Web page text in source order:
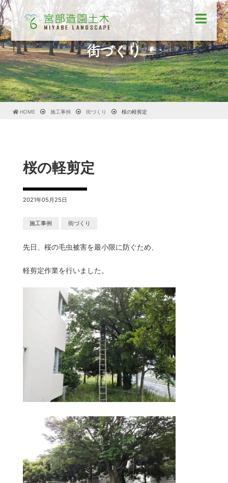
街づくり
HOME 施工事例 街づくり 桜の軽剪定
桜の軽剪定
2021年05月25日
施工事例 街づくり
先日、桜の毛虫被害を最小限に防ぐため、
軽剪定作業を行いました。